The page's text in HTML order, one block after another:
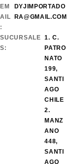
EM
AIL
:
DYJIMPORTADO
RA@GMAIL.COM
SUCURSALE
S:
1. C.
PATRO
NATO
199,
SANTI
AGO
CHILE
2.
MANZ
ANO
448,
SANTI
AGO